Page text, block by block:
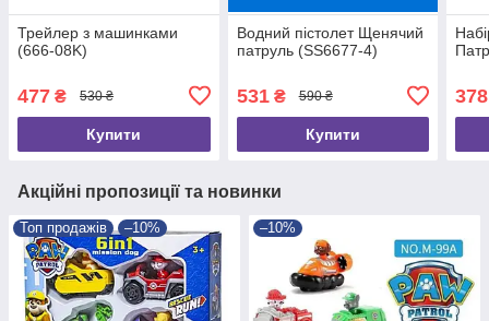
Трейлер з машинками
(666-08K)
477 ₴ 530 ₴
Купити
Водний пістолет Щенячий
патруль (SS6677-4)
531₴ 590 ₴
Купити
378
Акційні пропозиції та новинки
Топ продажів –10% –10%